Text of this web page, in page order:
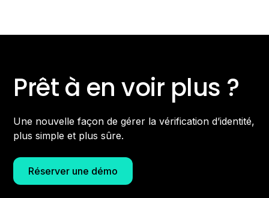
Prêt à en voir plus ?
Une nouvelle façon de gérer la vérification d’identité,
plus simple et plus sûre.
Réserver une démo